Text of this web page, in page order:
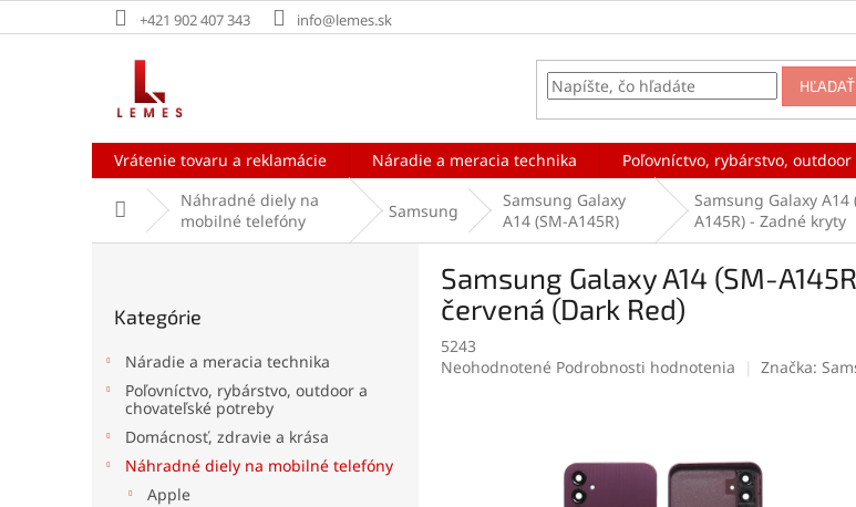
na
+421 902 407 343 info@lemes.sk
HĽADAŤ
Vrátenie tovaru a reklamácie Náradie a meracia technika Poľovníctvo, rybárstvo,
DomovNáhradné diely na
mobilné telefóny
Samsung
Samsung Galaxy
A14 (SM-A145R)
Samsung Galaxy A14
A145R) - Zadné kryty
kategórie
Kategórie
Náradie a meracia technika
Poľovníctvo, rybárstvo, outdoor a
chovateľské potreby
Domácnosť, zdravie a krása
Náhradné diely na mobilné telefóny
Apple
Samsung Galaxy A14 (SM-
červená (Dark Red)
5243
Priemerné
Neohodnotené Podrobnosti hodnotenia Značka: